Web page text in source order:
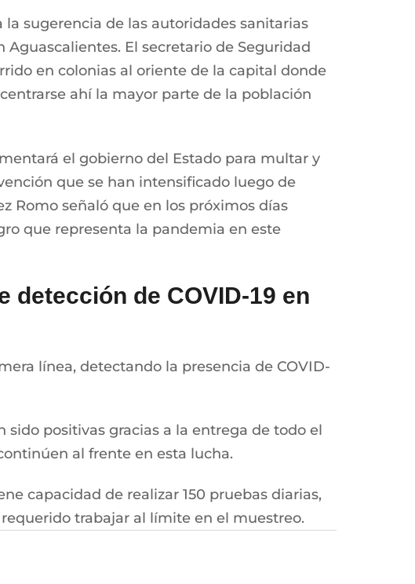
sugerencia de las autoridades sanitarias
El secretario de Seguridad
en colonias al oriente de la capital donde
ahí la mayor parte de la población
el gobierno del Estado para multar y
que se han intensificado luego de
Romo señaló que en los próximos días
que representa la pandemia en este
detección de COVID-19 en
línea, detectando la presencia de COVID-
positivas gracias a la entrega de todo el
al frente en esta lucha.
capacidad de realizar 150 pruebas diarias,
trabajar al límite en el muestreo.